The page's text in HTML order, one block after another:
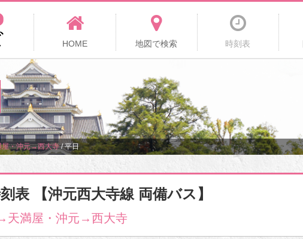
HOME 地図で検索 時刻表
・沖元→西大寺/平日
表 【沖元西大寺線 両備バス】
天満屋・沖元→西大寺